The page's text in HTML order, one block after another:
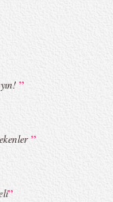
2015 Yaz Koleksiyonu
”
”
”